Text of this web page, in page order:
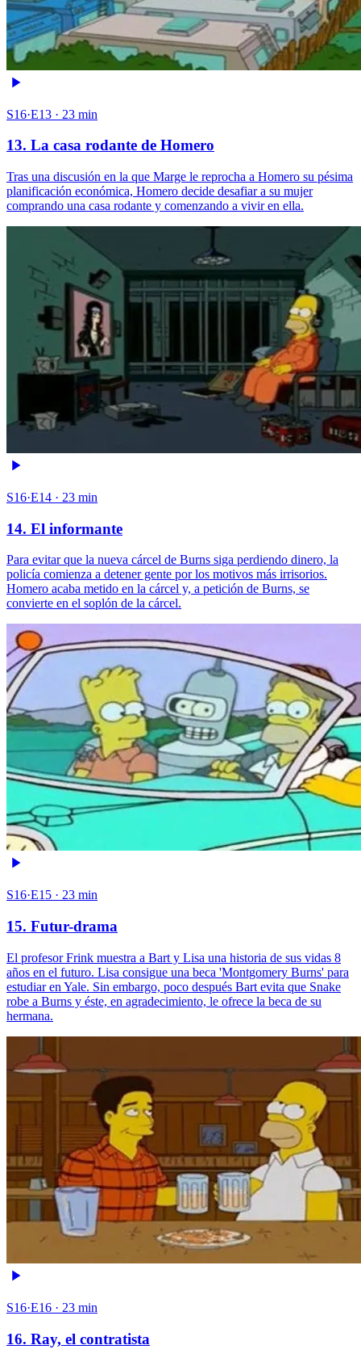
S16·E13 · 23 min
13. La casa rodante de Homero
Tras una discusión en la que Marge le reprocha a Homero su pésima
planificación económica, Homero decide desafiar a su mujer
comprando una casa rodante y comenzando a vivir en ella.
S16·E14 · 23 min
14. El informante
Para evitar que la nueva cárcel de Burns siga perdiendo dinero, la
policía comienza a detener gente por los motivos más irrisorios.
Homero acaba metido en la cárcel y, a petición de Burns, se
convierte en el soplón de la cárcel.
S16·E15 · 23 min
15. Futur-drama
El profesor Frink muestra a Bart y Lisa una historia de sus vidas 8
años en el futuro. Lisa consigue una beca 'Montgomery Burns' para
estudiar en Yale. Sin embargo, poco después Bart evita que Snake
robe a Burns y éste, en agradecimiento, le ofrece la beca de su
hermana.
S16·E16 · 23 min
16. Ray, el contratista